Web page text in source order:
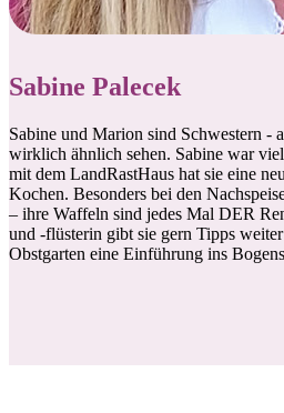
Sabine Palecek
Sabine und Marion sind Schwestern -
wirklich ähnlich sehen. Sabine war
mit dem LandRastHaus hat sie eine
Kochen. Besonders bei den
– ihre Waffeln sind jedes Mal DER
und -flüsterin gibt sie gern Tipps
Obstgarten eine Einführung ins